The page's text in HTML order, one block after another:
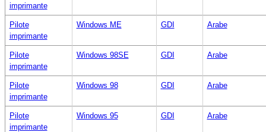
imprimante
Pilote
imprimante
Windows ME GDI Arabe
Pilote
imprimante
Windows 98SE GDI Arabe
Pilote
imprimante
Windows 98 GDI Arabe
Pilote
imprimante
Windows 95 GDI Arabe